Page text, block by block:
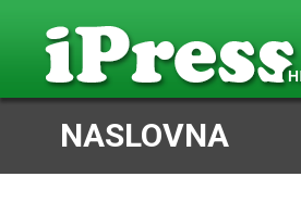
NASLOVNA